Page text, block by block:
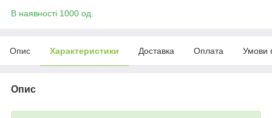
В наявності 1000 од.
Опис Характеристики Доставка Оплата Умови
Опис